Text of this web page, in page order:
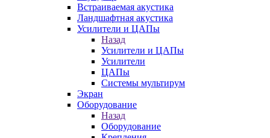
Встраиваемая акустика
Ландшафтная акустика
Усилители и ЦАПы
Назад
Усилители и ЦАПы
Усилители
ЦАПы
Системы мультирум
Экран
Оборудование
Назад
Оборудование